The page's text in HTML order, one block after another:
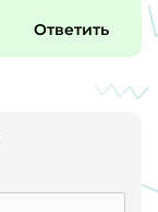
Ответить